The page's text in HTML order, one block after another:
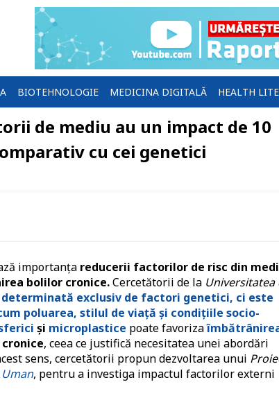
BIOTEHNOLOGIE MEDICINA DIGITALĂ HEALTH
de mediu au un impact de 10
cu cei genetici
importanța reducerii factorilor de risc din
bolilor cronice.Cercetătorii de la Universitatea
exclusiv de factori genetici, ci este
poluarea, stilul de viață și condițiile socio-
și microplastice poate favoriza
, ceea ce justifică necesitatea unei abordări
sens, cercetătorii propun dezvoltarea unui
, pentru a investiga impactul factorilor externi